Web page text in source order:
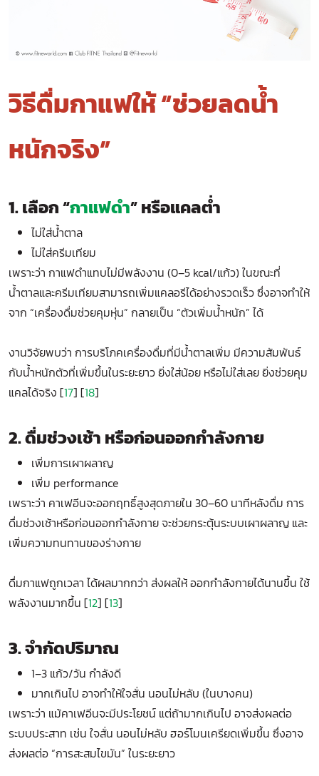
วิธีดื่มกาแฟให้ “ช่วยลดน้ำ
หนักจริง”
1. เลือก “กาแฟดำ” หรือแคลต่ำ
ไม่ใส่น้ำตาล
ไม่ใส่ครีมเทียม
เพราะว่า กาแฟดำแทบไม่มีพลังงาน (0–5 kcal/แก้ว) ในขณะที่
น้ำตาลและครีมเทียมสามารถเพิ่มแคลอรีได้อย่างรวดเร็ว ซึ่งอาจทำให้
จาก “เครื่องดื่มช่วยคุมหุ่น” กลายเป็น “ตัวเพิ่มน้ำหนัก” ได้
งานวิจัยพบว่า การบริโภคเครื่องดื่มที่มีน้ำตาลเพิ่ม มีความสัมพันธ์
กับน้ำหนักตัวที่เพิ่มขึ้นในระยะยาว ยิ่งใส่น้อย หรือไม่ใส่เลย ยิ่งช่วยคุม
แคลได้จริง [17] [18]
2. ดื่มช่วงเช้า หรือก่อนออกกำลังกาย
เพิ่มการเผาผลาญ
เพิ่ม performance
เพราะว่า คาเฟอีนจะออกฤทธิ์สูงสุดภายใน 30–60 นาทีหลังดื่ม การ
ดื่มช่วงเช้าหรือก่อนออกกำลังกาย จะช่วยกระตุ้นระบบเผาผลาญ และ
เพิ่มความทนทานของร่างกาย
ดื่มกาแฟถูกเวลา ได้ผลมากกว่า ส่งผลให้ ออกกำลังกายได้นานขึ้น ใช้
พลังงานมากขึ้น [12] [13]
3. จำกัดปริมาณ
1–3 แก้ว/วัน กำลังดี
มากเกินไป อาจทำให้ใจสั่น นอนไม่หลับ (ในบางคน)
เพราะว่า แม้คาเฟอีนจะมีประโยชน์ แต่ถ้ามากเกินไป อาจส่งผลต่อ
ระบบประสาท เช่น ใจสั่น นอนไม่หลับ ฮอร์โมนเครียดเพิ่มขึ้น ซึ่งอาจ
ส่งผลต่อ “การสะสมไขมัน” ในระยะยาว